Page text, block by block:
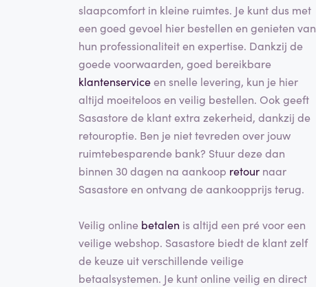
slaapcomfort in kleine ruimtes. Je kunt dus met
een goed gevoel hier bestellen en genieten van
hun professionaliteit en expertise. Dankzij de
goede voorwaarden, goed bereikbare
klantenserviceen snelle levering, kun je hier
altijd moeiteloos en veilig bestellen. Ook geeft
Sasastore de klant extra zekerheid, dankzij de
retouroptie. Ben je niet tevreden over jouw
ruimtebesparende bank? Stuur deze dan
binnen 30 dagen na aankoop retour naar
Sasastore en ontvang de aankoopprijs terug.
Veilig online betalen is altijd een pré voor een
veilige webshop. Sasastore biedt de klant zelf
de keuze uit verschillende veilige
betaalsystemen. Je kunt online veilig en direct